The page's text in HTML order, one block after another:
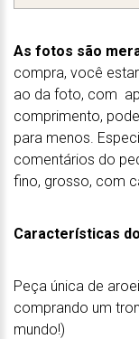
As fotos são
compra, você
ao da foto, com
comprimento,
para menos.
comentários do
fino, grosso, com
Características
Peça única de
comprando um
mundo!)